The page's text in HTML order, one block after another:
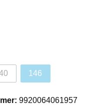
146
9920064061957